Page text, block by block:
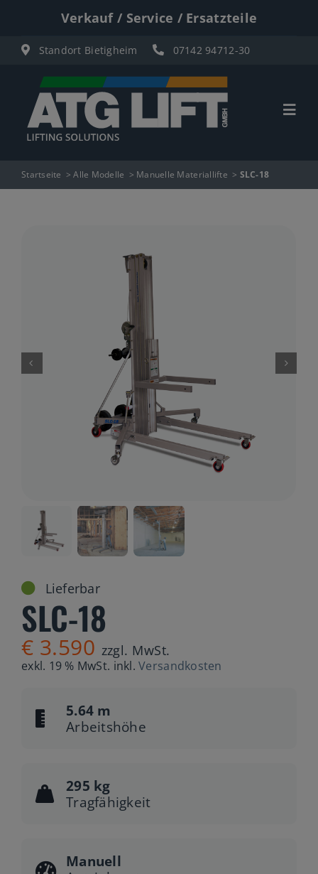
springen
Verkauf / Service / Ersatzteile
Standort Bietigheim 07142 94712-30
Elektro Scherenbühnen
Gelenkteleskopbühnen
Ersatzteil Anfrage
Startseite Alle Modelle Manuelle Materiallifte SLC-18
Lieferbar
SLC-18
€ 3.590 zzgl. MwSt.
exkl. 19 % MwSt. inkl.Versandkosten
5.64 m
Arbeitshöhe
295 kg
Tragfähigkeit
Manuell